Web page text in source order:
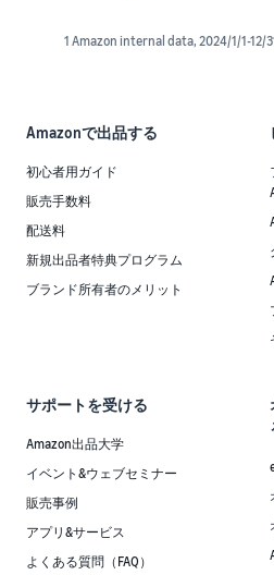
1 Amazon internal data, 2024/1/1-
Amazonで出品する
初心者用ガイド
販売手数料
配送料
新規出品者特典プログラム
ブランド所有者のメリット
サポートを受ける
Amazon出品大学
イベント&ウェブセミナー
販売事例
アプリ&サービス
よくある質問（FAQ）